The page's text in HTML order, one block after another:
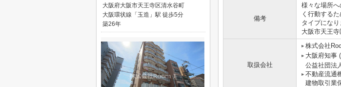
備考
様々な場所
く行動する
タイプにな
大阪市天王
取扱会社
株式会社
大阪府知事
公益社団法
不動産流通
建物取引業
大阪府大阪市天王寺区清水谷町
大阪環状線「玉造」駅 徒歩5分
築26年